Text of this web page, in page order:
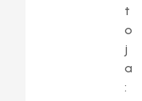
t
o
j
a
: